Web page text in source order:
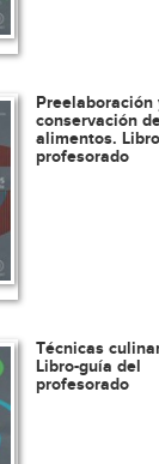
Preelaboración
conservación
alimentos.
profesorado
Técnicas
Libro-guía del
profesorado